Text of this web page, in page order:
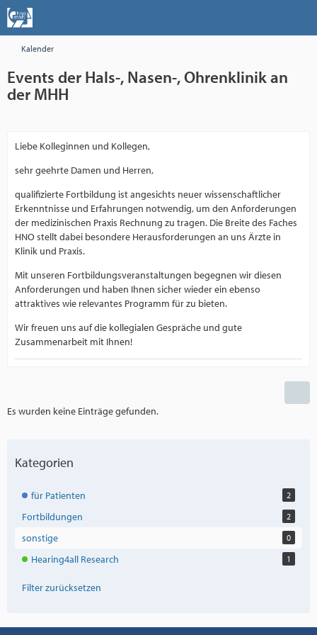
Kalender
Events der Hals-, Nasen-, Ohrenklinik an
der MHH
Liebe Kolleginnen und Kollegen,
sehr geehrte Damen und Herren,
qualifizierte Fortbildung ist angesichts neuer wissenschaftlicher
Erkenntnisse und Erfahrungen notwendig, um den Anforderungen
der medizinischen Praxis Rechnung zu tragen. Die Breite des Faches
HNO stellt dabei besondere Herausforderungen an uns Ärzte in
Klinik und Praxis.
Mit unseren Fortbildungsveranstaltungen begegnen wir diesen
Anforderungen und haben Ihnen sicher wieder ein ebenso
attraktives wie relevantes Programm für zu bieten.
Wir freuen uns auf die kollegialen Gespräche und gute
Zusammenarbeit mit Ihnen!
Es wurden keine Einträge gefunden.
Kategorien
für Patienten 2
Fortbildungen 2
sonstige 0
Hearing4all Research 1
Filter zurücksetzen